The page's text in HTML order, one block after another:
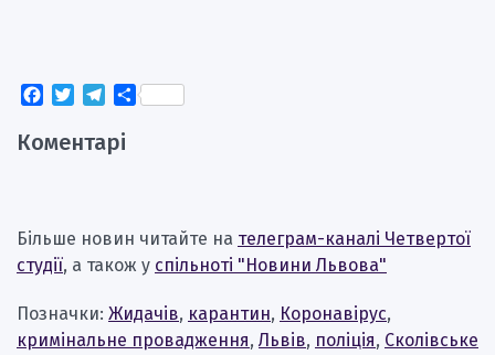
Facebook
TwitterTelegram
Поділитися
Коментарі
Більше новин читайте на телеграм-каналі Четвертої
студії, а також у спільноті "Новини Львова"
Позначки: Жидачів, карантин, Коронавірус,
кримінальне провадження, Львів, поліція, Сколівське